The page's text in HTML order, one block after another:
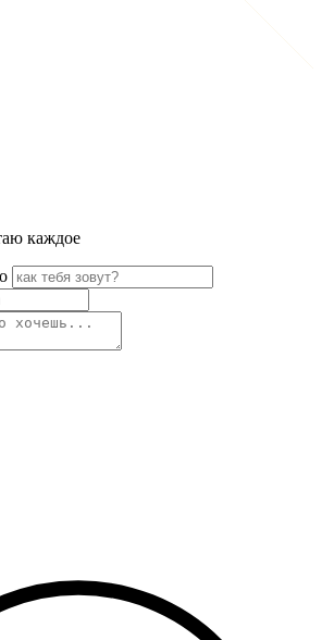
каждое